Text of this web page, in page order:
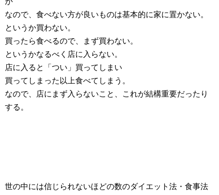
なので、食べない方が良いものは基本的に家に置かない。
というか買わない。
買ったら食べるので、まず買わない。
というかなるべく店に入らない。
店に入ると「つい」買ってしまい
買ってしまった以上食べてしまう。
なので、店にまず入らないこと、これが結構重要だったり
する。
世の中には信じられないほどの数のダイエット法・食事法